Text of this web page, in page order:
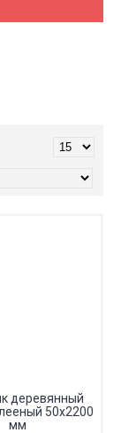
деревянный
50x2200
мм